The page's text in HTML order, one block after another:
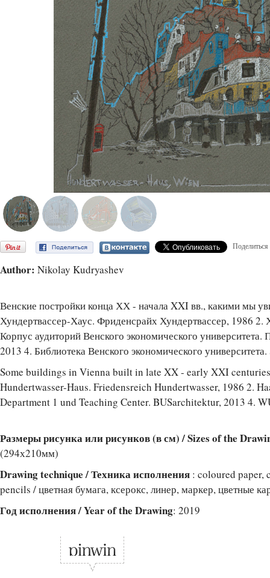
Поделиться
Author: Nikolay Kudryashev
Венские постройки конца ХХ - начала XXI вв., какими мы
Хундертвассер-Хаус. Фриденсрайх Хундертвассер, 1986
Корпус аудиторий Венского экономического
2013 4. Библиотека Венского экономического
Some buildings in Vienna built in late XX - early XXI
Hundertwasser-Haus. Friedensreich Hundertwasser, 1986 2.
Department 1 und Teaching Center. BUSarchitektur, 2013 4.
Размеры рисунка или рисунков (в см) / Sizes of the
(294х210мм)
Drawing technique / Техника исполнения : coloured paper,
pencils / цветная бумага, ксерокс, линер, маркер, цветные
Год исполнения / Year of the Drawing: 2019